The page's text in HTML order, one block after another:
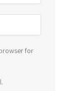
for